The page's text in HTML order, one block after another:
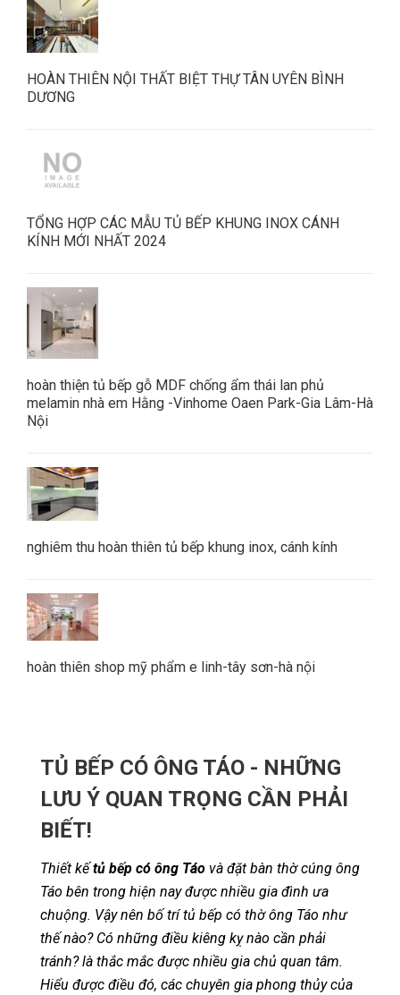
HOÀN THIÊN NỘI THẤT BIỆT THỰ TÂN UYÊN BÌNH
DƯƠNG
TỔNG HỢP CÁC MẪU TỦ BẾP KHUNG INOX CÁNH
KÍNH MỚI NHẤT 2024
hoàn thiện tủ bếp gỗ MDF chống ẩm thái lan phủ
melamin nhà em Hằng -Vinhome Oaen Park-Gia Lâm-Hà
Nội
nghiêm thu hoàn thiên tủ bếp khung inox, cánh kính
hoàn thiên shop mỹ phẩm e linh-tây sơn-hà nội
TỦ BẾP CÓ ÔNG TÁO - NHỮNG
LƯU Ý QUAN TRỌNG CẦN PHẢI
BIẾT!
Thiết kếtủ bếp có ông Táo và đặt bàn thờ cúng ông
Táo bên trong hiện nay được nhiều gia đình ưa
chuộng. Vậy nên bố trí tủ bếp có thờ ông Táo như
thế nào? Có những điều kiêng kỵ nào cần phải
tránh? là thắc mắc được nhiều gia chủ quan tâm.
Hiểu được điều đó, các chuyên gia phong thủy của